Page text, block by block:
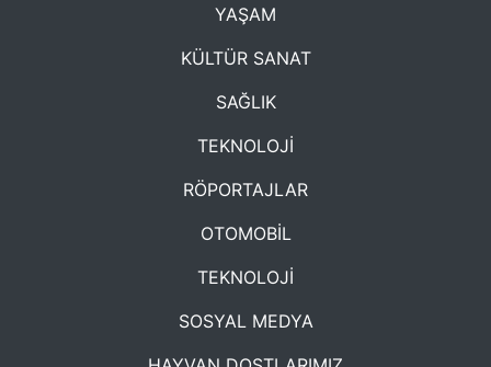
YAŞAM
KÜLTÜR SANAT
SAĞLIK
TEKNOLOJİ
RÖPORTAJLAR
OTOMOBİL
TEKNOLOJİ
SOSYAL MEDYA